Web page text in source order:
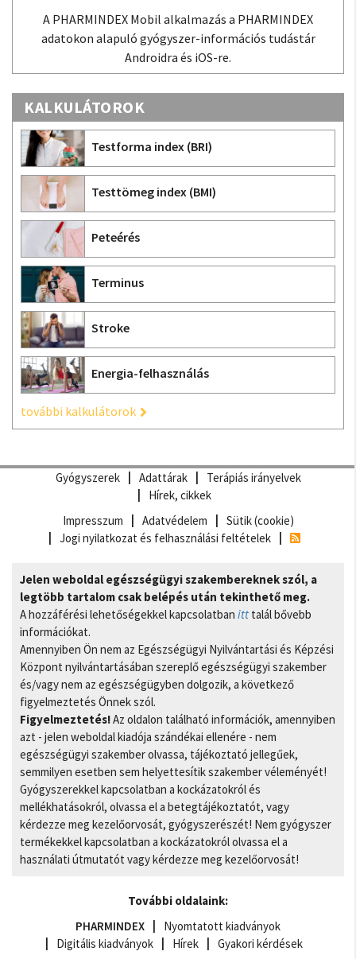
A PHARMINDEX Mobil alkalmazás a PHARMINDEX
adatokon alapuló gyógyszer-információs tudástár
Androidra és iOS-re.
KALKULÁTOROK
Testforma index (BRI)
Testtömeg index (BMI)
Peteérés
Terminus
Stroke
Energia-felhasználás
további kalkulátorok
Gyógyszerek Adattárak
Terápiás irányelvek
Hírek, cikkek
Impresszum
Adatvédelem
Sütik (cookie)
Jogi nyilatkozat és felhasználási feltételek
Jelen weboldal egészségügyi szakembereknek szól, a
legtöbb tartalom csak belépés után tekinthető meg.
A hozzáférési lehetőségekkel kapcsolatban itt talál bővebb
információkat.
Amennyiben Ön nem az Egészségügyi Nyilvántartási és Képzési
Központ nyilvántartásában szereplő egészségügyi szakember
és/vagy nem az egészségügyben dolgozik, a következő
figyelmeztetés Önnek szól.
Figyelmeztetés!Az oldalon található információk, amennyiben
azt - jelen weboldal kiadója szándékai ellenére - nem
egészségügyi szakember olvassa, tájékoztató jellegűek,
semmilyen esetben sem helyettesítik szakember véleményét!
Gyógyszerekkel kapcsolatban a kockázatokról és
mellékhatásokról, olvassa el a betegtájékoztatót, vagy
kérdezze meg kezelőorvosát, gyógyszerészét! Nem gyógyszer
termékekkel kapcsolatban a kockázatokról olvassa el a
használati útmutatót vagy kérdezze meg kezelőorvosát!
További oldalaink:
PHARMINDEX
Nyomtatott kiadványok
Digitális kiadványok
Hírek Gyakori kérdések